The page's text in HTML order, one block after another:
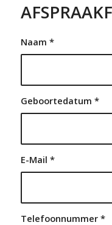
Naam *
Geboortedatum *
E-Mail *
Telefoonnummer *